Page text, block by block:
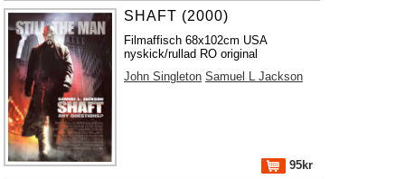
SHAFT (2000)
Filmaffisch 68x102cm USA
nyskick/rullad RO original
John Singleton Samuel L Jackson
95kr